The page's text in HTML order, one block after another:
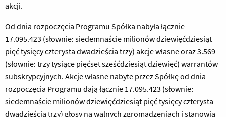
akcji.
Od dnia rozpoczęcia Programu Spółka nabyła łącznie
17.095.423 (słownie: siedemnaście milionów dziewięćdziesiąt
pięć tysięcy czterysta dwadzieścia trzy) akcje własne oraz 3.569
(słownie: trzy tysiące pięćset sześćdziesiąt dziewięć) warrantów
subskrypcyjnych. Akcje własne nabyte przez Spółkę od dnia
rozpoczęcia Programu dają łącznie 17.095.423 (słownie:
siedemnaście milionów dziewięćdziesiąt pięć tysięcy czterysta
dwadzieścia trzy) głosy na walnych zgromadzeniach i stanowią